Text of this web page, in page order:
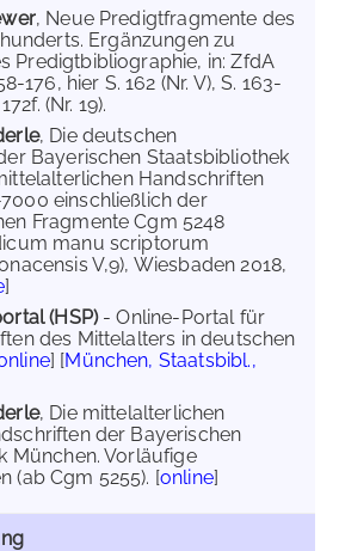
, Neue Predigtfragmente des
Ergänzungen zu
Predigtbibliographie, in: ZfdA
176, hier S. 162 (Nr. V), S. 163-
(Nr. 19).
, Die deutschen
Bayerischen Staatsbibliothek
Handschriften
einschließlich der
Fragmente Cgm 5248
manu scriptorum
V,9), Wiesbaden 2018,
]
(HSP)- Online-Portal für
des Mittelalters in deutschen
] [München, Staatsbibl.,
, Die mittelalterlichen
der Bayerischen
München. Vorläufige
(ab Cgm 5255). [online]